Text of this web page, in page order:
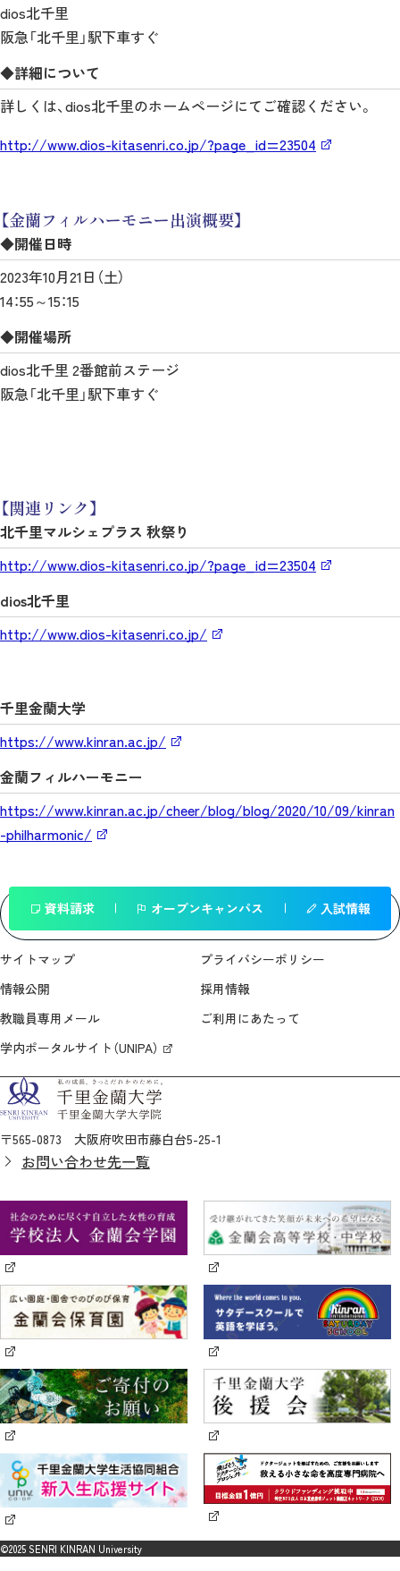
dios北千里
阪急「北千里」駅下車すぐ
◆詳細について
詳しくは、dios北千里のホームページにてご確認ください。
http://www.dios-kitasenri.co.jp/?page_id=23504
【金蘭フィルハーモニー出演概要】
◆開催日時
2023年10月21日（土）
14：55～15：15
◆開催場所
dios北千里 2番館前ステージ
阪急「北千里」駅下車すぐ
【関連リンク】
北千里マルシェプラス 秋祭り
http://www.dios-kitasenri.co.jp/?page_id=23504
dios北千里
http://www.dios-kitasenri.co.jp/
千里金蘭大学
https://www.kinran.ac.jp/
金蘭フィルハーモニー
https://www.kinran.ac.jp/cheer/blog/blog/2020/10/09/kinran
-philharmonic/
一覧へ戻る
資料請求 オープンキャンパス 入試情報
サイトマップ
プライバシーポリシー
情報公開
採用情報
教職員専用メール
ご利用にあたって
学内ポータルサイト（UNIPA）
〒565-0873 大阪府吹田市藤白台5-25-1
お問い合わせ先一覧
©2025 SENRI KINRAN University